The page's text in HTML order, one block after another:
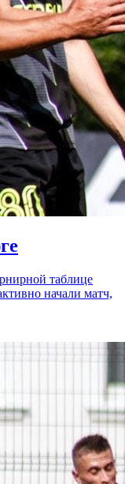
таблице
начали матч,